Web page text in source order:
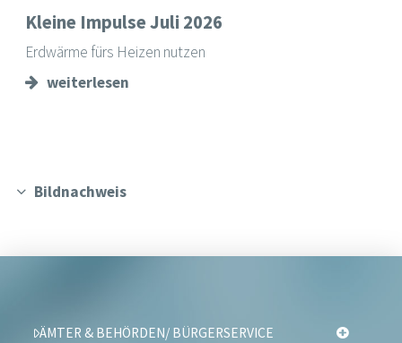
Kleine Impulse Juli 2026
Erdwärme fürs Heizen nutzen
weiterlesen
Bildnachweis
ÄMTER & BEHÖRDEN/ BÜRGERSERVICE